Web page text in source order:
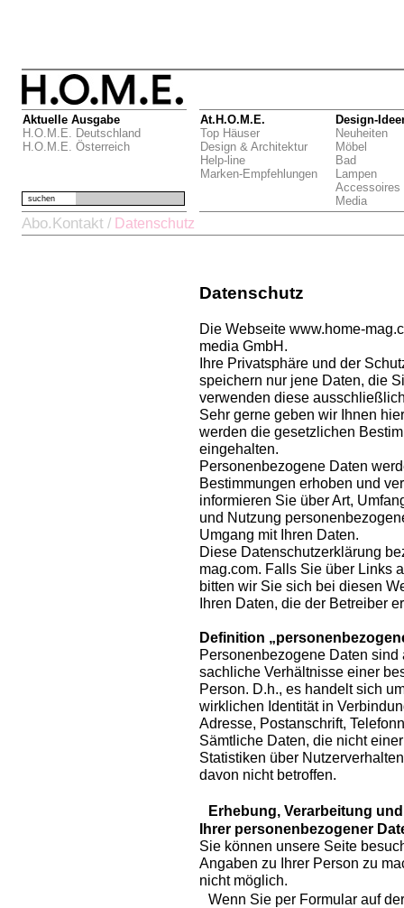
Aktuelle Ausgabe
H.O.M.E. Deutschland
H.O.M.E. Österreich
At.H.O.M.E.
Top Häuser
Design & Architektur
Help-line
Marken-Empfehlungen
Design-
Neuheiten
Möbel
Bad
Lampen
Accessoires
Media
suchen
Abo.Kontakt / Datenschutz
Datenschutz
Die Webseite www.home-
media GmbH.
Ihre Privatsphäre und der
speichern nur jene Daten, die
verwenden diese
Sehr gerne geben wir Ihnen
werden die gesetzlichen
eingehalten.
Personenbezogene Daten
Bestimmungen erhoben und
informieren Sie über Art,
und Nutzung
Umgang mit Ihren Daten.
Diese Datenschutzerklärung
mag.com. Falls Sie über Links
bitten wir Sie sich bei diesen
Ihren Daten, die der Betreiber
Definition
Personenbezogene Daten
sachliche Verhältnisse einer
Person. D.h., es handelt sich
wirklichen Identität in
Adresse, Postanschrift,
Sämtliche Daten, die nicht
Statistiken über
davon nicht betroffen.
Erhebung, Verarbeitung
Ihrer personenbezogener
Sie können unsere Seite
Angaben zu Ihrer Person zu
nicht möglich.
Wenn Sie per Formular auf